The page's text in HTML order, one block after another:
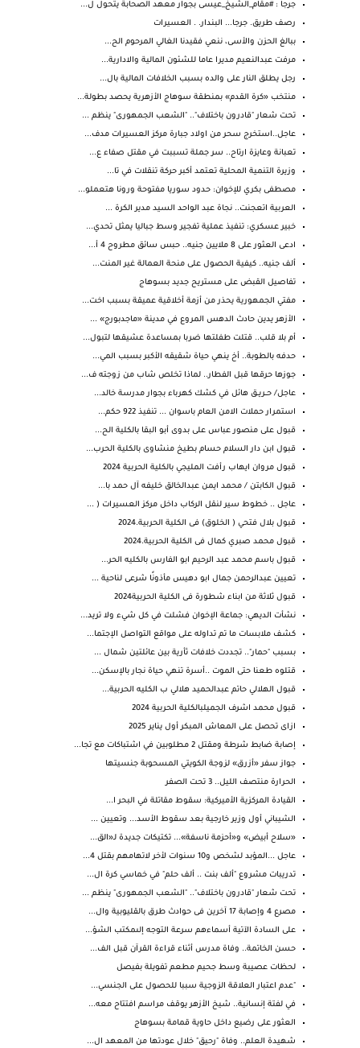
جرجا : #مقام_الشيخ_عيسى بجوار معهد الصحابة يتحول ل...
رصف طريق. جرجا... البندار. . العسيرات
ببالغ الحزن والأسى، ننعي فقيدنا الغالي المرحوم الح...
مرفت عبدالنعيم مديرا عاما للشئون المالية والادارية...
رجل يطلق النار على والده بسبب الخلافات المالية بال...
منتخب «كرة القدم» بمنطقة سوهاج الأزهرية يحصد بطولة...
تحت شعار "قادرون باختلاف".. "الشعب الجمهورى" ينظم ...
عاجل..استخرج سحر من اولاد جبارة مركز العسيرات مدف...
تعبانة وعايزة ارتاح.. سر جملة تسببت في مقتل صفاء ع...
وزيرة التنمية المحلية تعتمد أكبر حركة تنقلات في تا...
مصطفى بكري للإخوان: حدود سوريا مفتوحة ورونا هتعملو...
العربية اتعجنت.. نجاة عبد الواحد السيد مدير الكرة ...
خبير عسكري: تنفيذ عملية تفجير وسط جباليا يمثل تحدي...
ادعى العثور على 8 ملايين جنيه.. حبس سائق مطروح 4 أ...
ألف جنيه.. كيفية الحصول على منحة العمالة غير المنت...
تفاصيل القبض على مستريح جديد بسوهاج
مفتي الجمهورية يحذر من أزمة أخلاقية عميقة بسبب اخت...
الأزهر يدين حادث الدهس المروع في مدينة «ماجدبورج» ...
أم بلا قلب.. قتلت طفلتها ضربا بمساعدة عشيقها لتبول...
حدفه بالطوبة.. أخ ينهي حياة شقيقه الأكبر بسبب المي...
جوزها حرقها قبل الفطار.. لماذا تخلص شاب من زوجته ف...
عاجل/ حــريــق هائل في كشك كهرباء بجوار مدرسة خالد...
استمرار حملات الامن العام باسوان ... تنفيذ 922 حكم...
قبول على منصور عباس على بدوى أبو البقا بالكلية الح...
قبول ابن دار السلام حسام بطيخ منشاوى بالكلية الحرب...
قبول مروان ايهاب رأفت المليجي بالكلية الحربية 2024
قبول الكابتن / محمد ايمن عبدالخالق خليفه آل حمد با...
عاجل .. خطوط سير لنقل الركاب داخل مركز العسيرات ( ...
قبول بلال فتحي ( الخلوق) فى الكلية الحربية.2024
قبول محمد صبري كمال فى الكلية الحربية.2024
قبول باسم محمد عبد الرحيم ابو الفارس بالكليه الحر...
تعيين عبدالرحمن جمال ابو دهيس مأذونًا شرعى لناحية ...
قبول ثلاثة من ابناء شطورة فى الكلية الحربية2024
نشأت الديهي: جماعة الإخوان فشلت في كل شيء ولا تريد...
كشف ملابسات ما تم تداوله على مواقع التواصل الإجتما...
بسبب "حمار".. تجددت خلافات ثأرية بين عائلتين شمال ...
قتلوه طعنا حتى الموت ..أسرة تنهي حياة نجار بالإسكن...
قبول الهلالي حاتم عبدالحميد هلالي ب الكليه الحربية...
قبول محمد اشرف الجميلبالكلية الحربية 2024
ازاى تحصل على المعاش المبكر أول يناير 2025
إصابة ضابط شرطة ومقتل 2 مطلوبين في اشتباكات مع تجا...
جواز سفر «أزرق» لزوجة الكويتي المسحوبة جنسيتها
الحرارة منتصف الليل.. 3 تحت الصفر
القيادة المركزية الأميركية: سقوط مقاتلة في البحر ا...
الشيباني أول وزير خارجية بعد سقوط الأسد... وتعيين ...
«سلاح أبيض» و«أحزمة ناسفة»... تكتيكات جديدة لـ«الق...
عاجل ...المؤبد لشخص و10 سنوات لأخر لاتهامهم بقتل 4...
تدريبات مشروع "ألف بنت .. ألف حلم" في خماسي كرة ال...
تحت شعار "قادرون باختلاف".. "الشعب الجمهورى" ينظم ...
مصرع 4 وإصابة 17 آخرين فى حوادث طرق بالقليوبية وال...
على السادة الآتية أسماءهم سرعة التوجه إلىمكتب الشؤ...
حسن الخاتمة.. وفاة مدرس أثناء قراءة القرآن قبل الف...
لحظات عصيبة وسط جحيم مطعم تفويلة بفيصل
"عدم اعتبار العلاقة الزوجية سببا للحصول على الجنسي...
في لفتة إنسانية.. شيخ الأزهر يوقف مراسم افتتاح معه...
العثور على رضيع داخل حاوية قمامة بسوهاج
شهيدة العلم.. وفاة "رحيق" خلال عودتها من المعهد ال...